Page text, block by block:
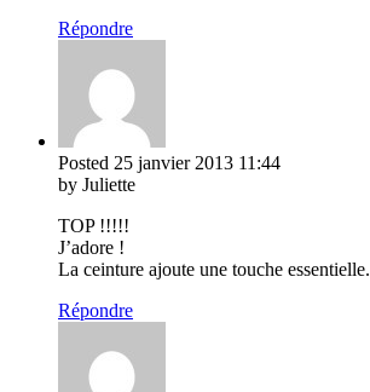
Répondre
Posted 25 janvier 2013 11:44
by Juliette
TOP !!!!!
J’adore !
La ceinture ajoute une touche essentielle.
Répondre